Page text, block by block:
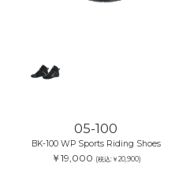
05-100
BK-100 WP Sports Riding Shoes
￥19,000 (税込:￥20,900)